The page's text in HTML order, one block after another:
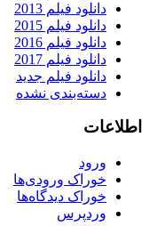
دانلود فیلم 2013
دانلود فیلم 2015
دانلود فیلم 2016
دانلود فیلم 2017
دانلود فیلم جدید
دسته‌بندی نشده
اطلاعات
ورود
خوراک ورودی‌ها
خوراک دیدگاه‌ها
وردپرس